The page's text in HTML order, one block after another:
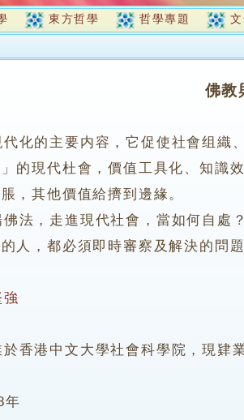
東方哲學 哲學專題
佛教
化的主要内容，它促使社會组織
的現代杜會，價值工具化、知識
，其他價值給擠到邊緣。
，走進現代社會，當如何自處？
人，都必須即時審察及解決的問題
港中文大學社會科學院，現肄
年